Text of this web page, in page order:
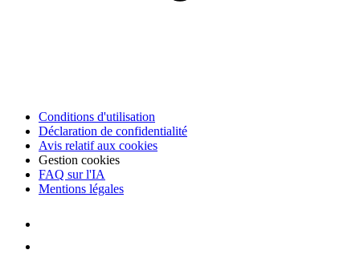
Conditions d'utilisation
Déclaration de confidentialité
Avis relatif aux cookies
Gestion cookies
FAQ sur l'IA
Mentions légales